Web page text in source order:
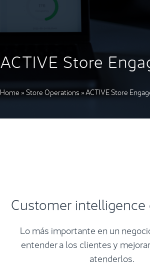
ACTIVE Store
Home »Store Operations »ACTIVE Store
Customer
Lo más importante en un
entender a los clientes y
atenderlos.